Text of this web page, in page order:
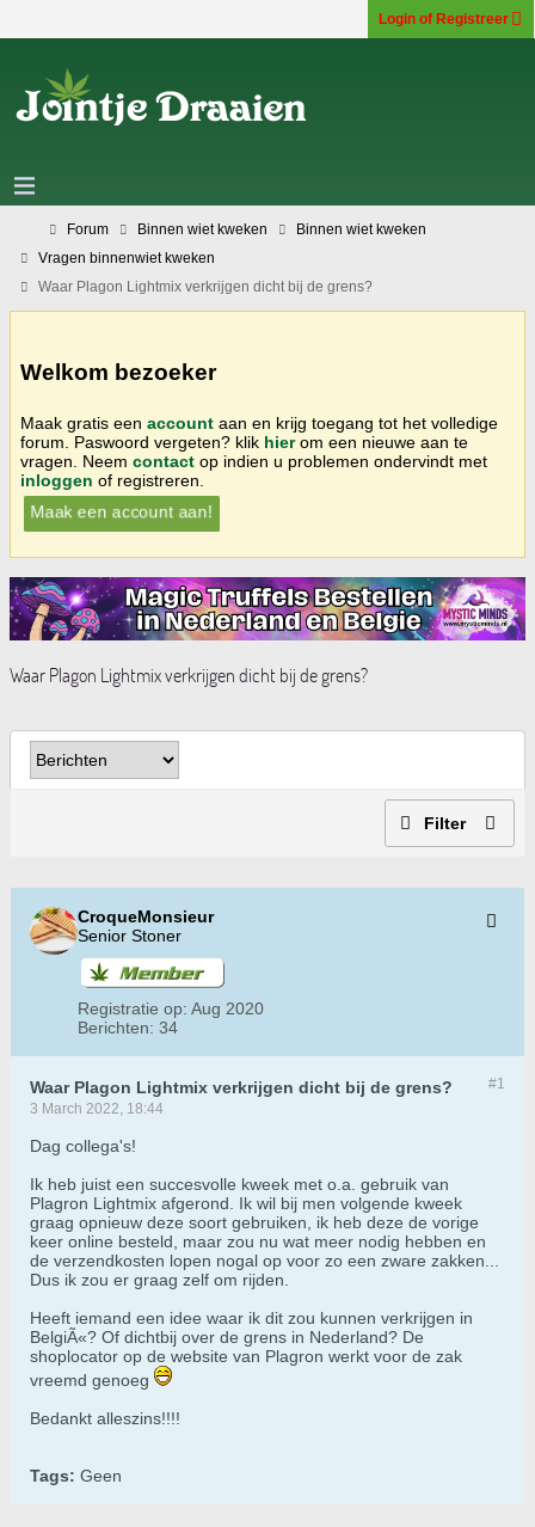
Login of Registreer
Forum Binnen wiet kweken
Binnen wiet kweken
Vragen binnenwiet kweken
Waar Plagon Lightmix verkrijgen dicht bij de grens?
Welkom bezoeker
Maak gratis een account aan en krijg toegang tot het volledige
forum. Paswoord vergeten? klik hierom een nieuwe aan te
vragen. Neem contact op indien u problemen ondervindt met
inloggen of registreren.
Maak een account aan!
Waar Plagon Lightmix verkrijgen dicht bij de grens?
Filter
CroqueMonsieur
Senior Stoner
Registratie op: Aug 2020
Berichten: 34
#1
Waar Plagon Lightmix verkrijgen dicht bij de grens?
3 March 2022, 18:44
Dag collega's!
Ik heb juist een succesvolle kweek met o.a. gebruik van
Plagron Lightmix afgerond. Ik wil bij men volgende kweek
graag opnieuw deze soort gebruiken, ik heb deze de vorige
keer online besteld, maar zou nu wat meer nodig hebben en
de verzendkosten lopen nogal op voor zo een zware zakken...
Dus ik zou er graag zelf om rijden.
Heeft iemand een idee waar ik dit zou kunnen verkrijgen in
BelgiÃ«? Of dichtbij over de grens in Nederland? De
shoplocator op de website van Plagron werkt voor de zak
vreemd genoeg
Bedankt alleszins!!!!
Tags: Geen